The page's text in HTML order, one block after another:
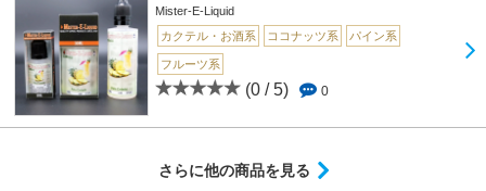
Mister-E-Liquid
カクテル・お酒系
ココナッツ系 パイン系
フルーツ系
(0 / 5) 0
さらに他の商品を見る